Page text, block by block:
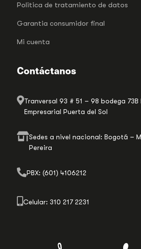
Politica de tratamiento de datos
Garantia consumidor final
Mi cuenta
Contáctanos
Tranversal 93 # 51 – 98 bodega 73B
Empresarial Puerta del Sol
Sedes a nivel nacional: Bogotá –
Pereira
PBX: (601) 4106212
Celular: 310 217 2231